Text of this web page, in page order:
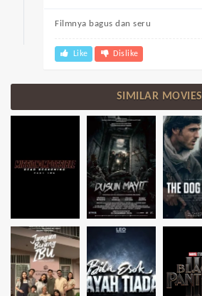
Filmnya bagus dan seru
Like Dislike
SIMILAR MOVIES